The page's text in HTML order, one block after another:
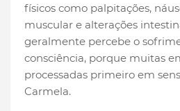
físicos como palpitações,
muscular e alterações
geralmente percebe o
consciência, porque muitas
processadas primeiro em
Carmela.